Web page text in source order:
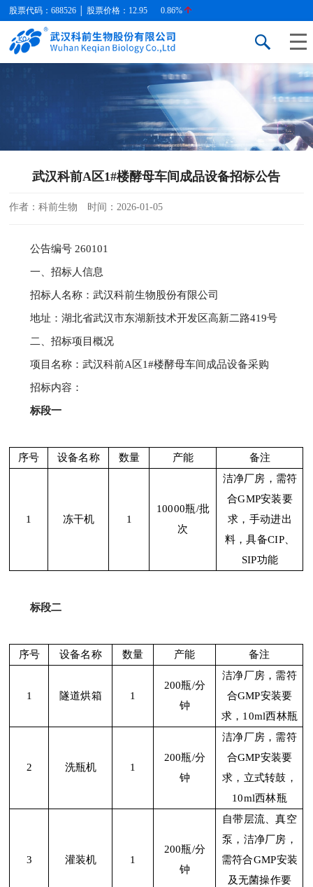
股票代码：688526 │ 股票价格： 12.95 0.86%
武汉科前A区1#楼酵母车间成品设备招标公告
作者：科前生物 时间：2026-01-05
公告编号 260101
一、招标人信息
招标人名称：武汉科前生物股份有限公司
地址：湖北省武汉市东湖新技术开发区高新二路419号
二、招标项目概况
项目名称：武汉科前A区1#楼酵母车间成品设备采购
招标内容：
标段一
序号 设备名称 数量 产能 备注
1 冻干机 1
10000瓶/批
次
洁净厂房，需符
合GMP安装要
求 ，手动进出
料，具备CIP、
SIP功能
标段二
序号 设备名称 数量 产能 备注
1 隧道烘箱 1
200瓶/分
钟
洁净厂房，需符
合GMP安装要
求，10ml西林瓶
2 洗瓶机 1
200瓶/分
钟
洁净厂房，需符
合GMP安装要
求，立式转鼓，
10ml西林瓶
3 灌装机 1
200瓶/分
钟
自带层流、真空
泵，洁净厂房，
需符合GMP安装
及无菌操作要